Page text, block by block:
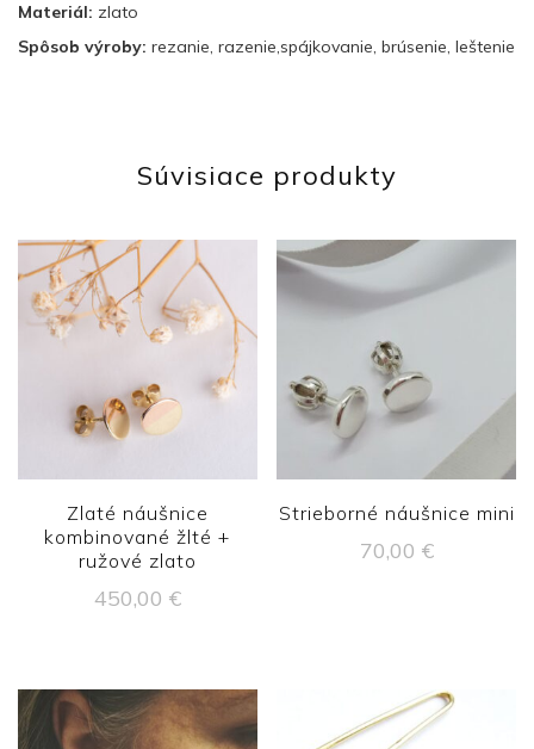
Materiál: zlato
Spôsob výroby: rezanie, razenie,spájkovanie, brúsenie, leštenie
Súvisiace produkty
Zlaté náušnice
kombinované žlté +
ružové zlato
450,00 €
Strieborné náušnice mini
70,00 €